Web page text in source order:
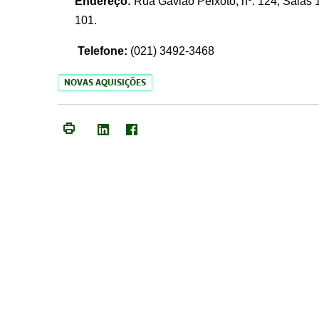
101.
Telefone: (021) 3492-3468
NOVAS AQUISIÇÕES